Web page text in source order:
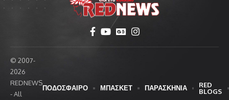
© 2007-
2026
REDNEWS
- All
ΠΟΔΟΣΦΑΙΡΟ ΜΠΑΣΚΕΤ ΠΑΡΑΣΚΗΝΙΑ
RED
BLOGS